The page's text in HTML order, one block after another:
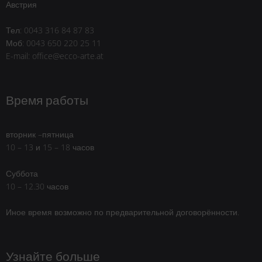
Австрия
Тел: 0043 316 84 87 83
Моб: 0043 650 220 25 11
E-mail: office@ecco-arte.at
Время работы
вторник –пятница
10 – 13 и 15 – 18 часов
Суббота
10 – 12.30 часов
Иное время возможно по предварительной договорённости.
Узнайте больше